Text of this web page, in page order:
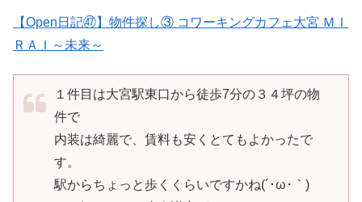
【Open日記㊼】物件探し③ コワーキングカフェ大宮 ＭＩ
ＲＡＩ～未来～
１件目は大宮駅東口から徒歩7分の３４坪の物
件で
内装は綺麗で、賃料も安くとてもよかったで
す。
駅からちょっと歩くくらいですかね(´･ω･｀)